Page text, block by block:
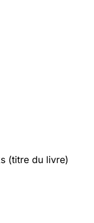
(titre du livre)